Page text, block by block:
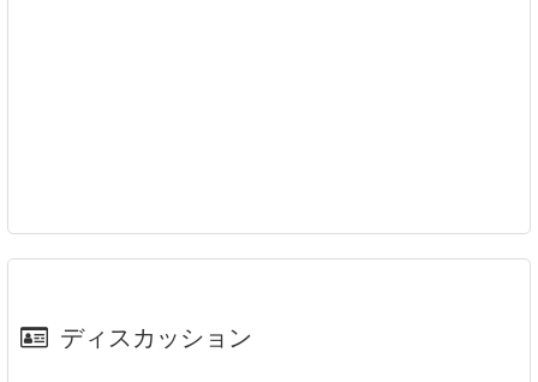
ディスカッション